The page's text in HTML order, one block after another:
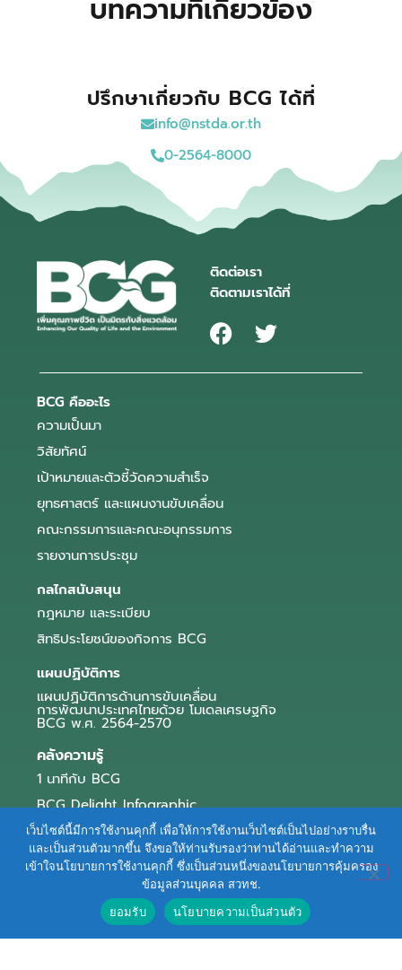
บทความที่เกี่ยวข้อง
ปรึกษาเกี่ยวกับ BCG ได้ที่
info@nstda.or.th
0-2564-8000
ติดต่อเรา
ติดตามเราได้ที่
BCG คืออะไร
ความเป็นมา
วิสัยทัศน์
เป้าหมายและตัวชี้วัดความสำเร็จ
ยุทธศาสตร์ และแผนงานขับเคลื่อน
คณะกรรมการและคณะอนุกรรมการ
รายงานการประชุม
กลไกสนับสนุน
กฎหมาย และระเบียบ
สิทธิประโยชน์ของกิจการ BCG
แผนปฏิบัติการ
แผนปฏิบัติการด้านการขับเคลื่อน
การพัฒนาประเทศไทยด้วย โมเดลเศรษฐกิจ
BCG พ.ศ. 2564-2570
คลังความรู้
1 นาทีกับ BCG
BCG Delight Infographic
สื่อประชาสัมพันธ์
e-Book Series
ตัวอย่างธุรกิจ BCG
ข่าวและบทความ
เว็บไซต์นี้มีการใช้งานคุกกี้ เพื่อให้การใช้งานเว็บไซต์เป็นไปอย่างราบรื่น
และเป็นส่วนตัวมากขึ้น จึงขอให้ท่านรับรองว่าท่านได้อ่านและทำความ
เข้าใจนโยบายการใช้งานคุกกี้ ซึ่งเป็นส่วนหนึ่งของนโยบายการคุ้มครอง
ข้อมูลส่วนบุคคล สวทช.
ยอมรับ
นโยบายความเป็นส่วนตัว